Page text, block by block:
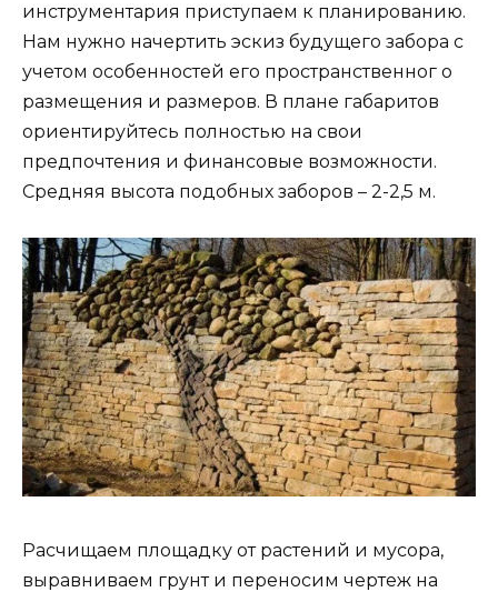
инструментария приступаем к планированию.
Нам нужно начертить эскиз будущего забора с
учетом особенностей его пространственног о
размещения и размеров. В плане габаритов
ориентируйтесь полностью на свои
предпочтения и финансовые возможности.
Средняя высота подобных заборов – 2-2,5 м.
Расчищаем площадку от растений и мусора,
выравниваем грунт и переносим чертеж на